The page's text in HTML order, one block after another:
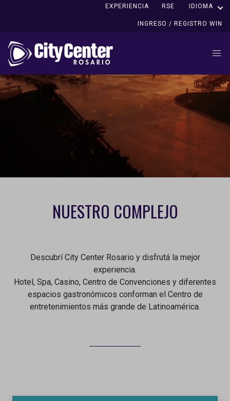
EXPERIENCIA RSE IDIOMA
INGRESO / REGISTRO WIN
NUESTRO COMPLEJO
Descubrí City Center Rosario y disfrutá la mejor
experiencia.
Hotel, Spa, Casino, Centro de Convenciones y diferentes
espacios gastronómicos conforman el Centro de
entretenimientos más grande de Latinoamérica.